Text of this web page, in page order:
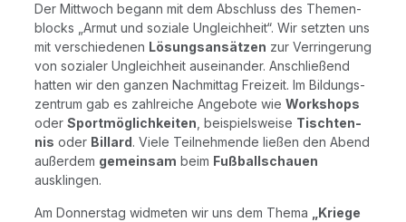
Der Mitt­woch begann mit dem Abschluss des The­men­
blocks „Armut und sozia­le Ungleich­heit“. Wir setz­ten uns
mit ver­schie­de­nen Lösungs­an­sät­zen zur Ver­rin­ge­rung
von sozia­ler Ungleich­heit aus­ein­an­der. Anschlie­ßend
hat­ten wir den gan­zen Nach­mit­tag Frei­zeit. Im Bil­dungs­
zen­trum gab es zahl­rei­che Ange­bo­te wie Work­shops
oder Sport­mög­lich­kei­ten , bei­spiels­wei­se Tisch­ten­
nis oder Bil­lard. Vie­le Teil­neh­men­de lie­ßen den Abend
außer­dem gemein­sam beim Fuß­ball­schau­en
ausklingen.
Am Don­ners­tag wid­me­ten wir uns dem The­ma
„Krie­ge